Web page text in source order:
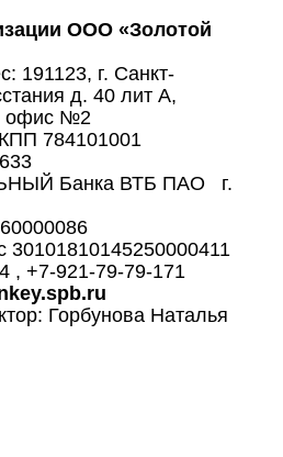
ООО «Золотой
191123, г. Санкт-
д. 40 лит А,
офис №2
784101001
Банка ВТБ ПАО г.
30101810145250000411
, +7-921-79-79-171
Горбунова Наталья